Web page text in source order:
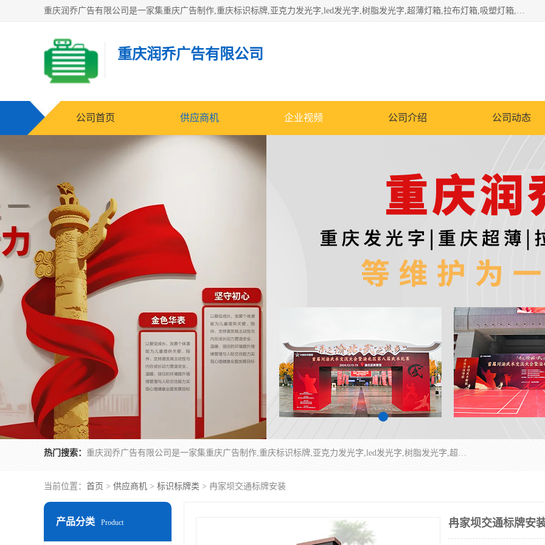
重庆润乔广告有限公司是一家集重庆广告制作,重庆标识标牌,亚克力发光字,led发光字,树脂发光字,超薄灯箱,拉布灯箱,吸塑灯箱,门头招牌,企业形象墙,写真喷绘,x展架,拉网展架,广告展架,条幅,锦旗设计,制作,施工,维护为一体的专业化广告公司.
重庆润乔广告有限公司
公司首页 供应商机 企业视频 公司介绍 公司动态
热门搜索： 重庆润乔广告有限公司是一家集重庆广告制作,重庆标识标牌,亚克力发光字,led发光字,树脂发光字,超薄灯箱,拉布灯箱,吸塑灯箱,门头招牌,企业形象墙,写真喷绘,x展架,拉网展架,广告展架,条幅,锦旗设计,制作,施工,维护为一体的专业化广告公司.
当前位置： 首页 > 供应商机 > 标识标牌类 > 冉家坝交通标牌安装
产品分类 Product 冉家坝交通标牌安